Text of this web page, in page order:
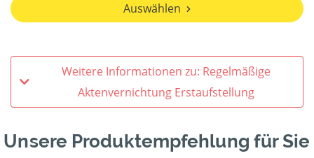
Auswählen
Weitere Informationen zu: Regelmäßige
Aktenvernichtung Erstaufstellung
Unsere Produktempfehlung für Sie